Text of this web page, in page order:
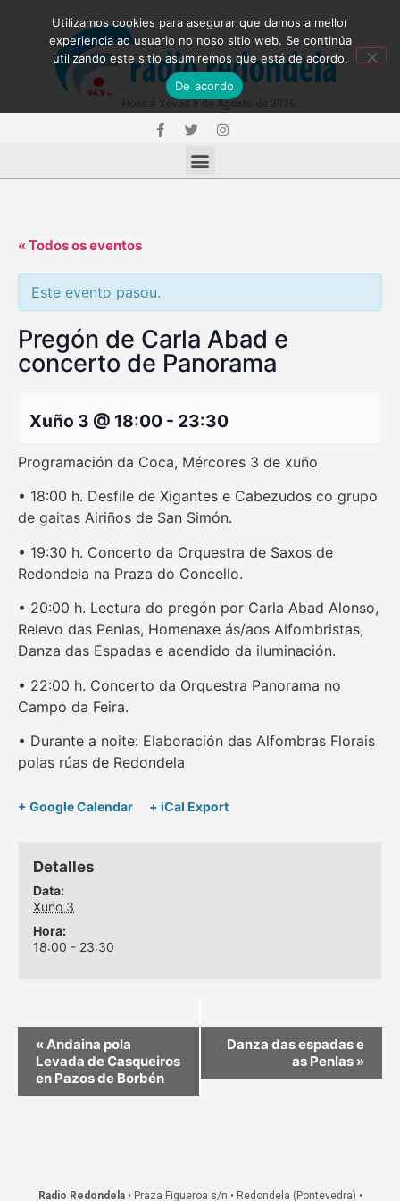
« Todos os eventos
Este evento pasou.
Pregón de Carla Abad e
concerto de Panorama
Xuño 3 @ 18:00 - 23:30
Programación da Coca, Mércores 3 de xuño
• 18:00 h. Desfile de Xigantes e Cabezudos co grupo
de gaitas Airiños de San Simón.
• 19:30 h. Concerto da Orquestra de Saxos de
Redondela na Praza do Concello.
• 20:00 h. Lectura do pregón por Carla Abad Alonso,
Relevo das Penlas, Homenaxe ás/aos Alfombristas,
Danza das Espadas e acendido da iluminación.
• 22:00 h. Concerto da Orquestra Panorama no
Campo da Feira.
• Durante a noite: Elaboración das Alfombras Florais
polas rúas de Redondela
+ Google Calendar + iCal Export
Detalles
Data:
Xuño 3
Hora:
18:00 - 23:30
«Andaina pola
Levada de Casqueiros
en Pazos de Borbén
Danza das espadas e
as Penlas »
Radio Redondela• Praza Figueroa s/n • Redondela (Pontevedra) •
Utilizamos cookies para asegurar que damos a mellor
experiencia ao usuario no noso sitio web. Se continúa
utilizando este sitio asumiremos que está de acordo.
De acordo